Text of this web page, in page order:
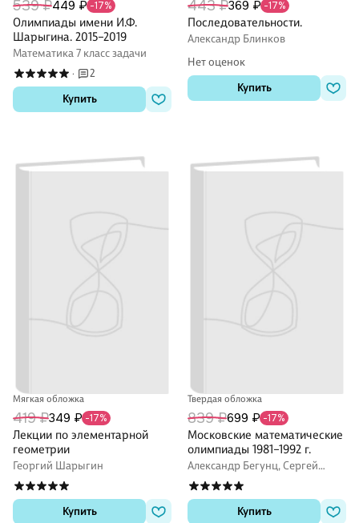
539 ₽449 ₽ -17%
Олимпиады имени И.Ф.
Шарыгина. 2015–2019
Математика 7 класс задачи
·
2
Купить
443 ₽369 ₽ -17%
Последовательности.
Александр Блинков
Нет оценок
Купить
Мягкая обложка
419 ₽349 ₽ -17%
Лекции по элементарной
геометрии
Георгий Шарыгин
Купить
Твердая обложка
839 ₽699 ₽ -17%
Московские математические
олимпиады 1981–1992 г.
Александр Бегунц, Сергей
Гашков, Дмитрий Горяшин
Купить